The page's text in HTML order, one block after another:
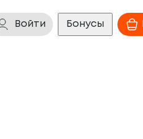
Войти Бонусы